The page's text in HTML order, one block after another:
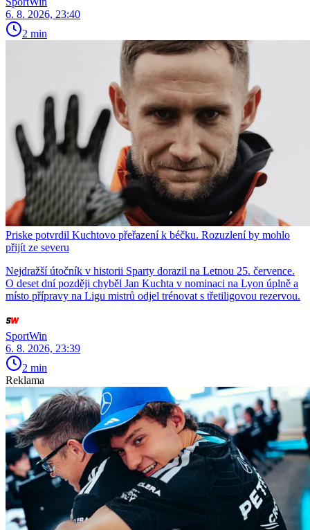
6. 8. 2026, 23:40
2 min
Priske potvrdil Kuchtovo přeřazení k béčku. Rozuzlení by mohlo
přijít ze severu
Nejdražší útočník v historii Sparty dorazil na Letnou 25. července.
O deset dní později chyběl Jan Kuchta v nominaci na Lyon úplně a
místo přípravy na Ligu mistrů odjel trénovat s třetiligovou rezervou.
SportWin
6. 8. 2026, 23:39
2 min
Reklama